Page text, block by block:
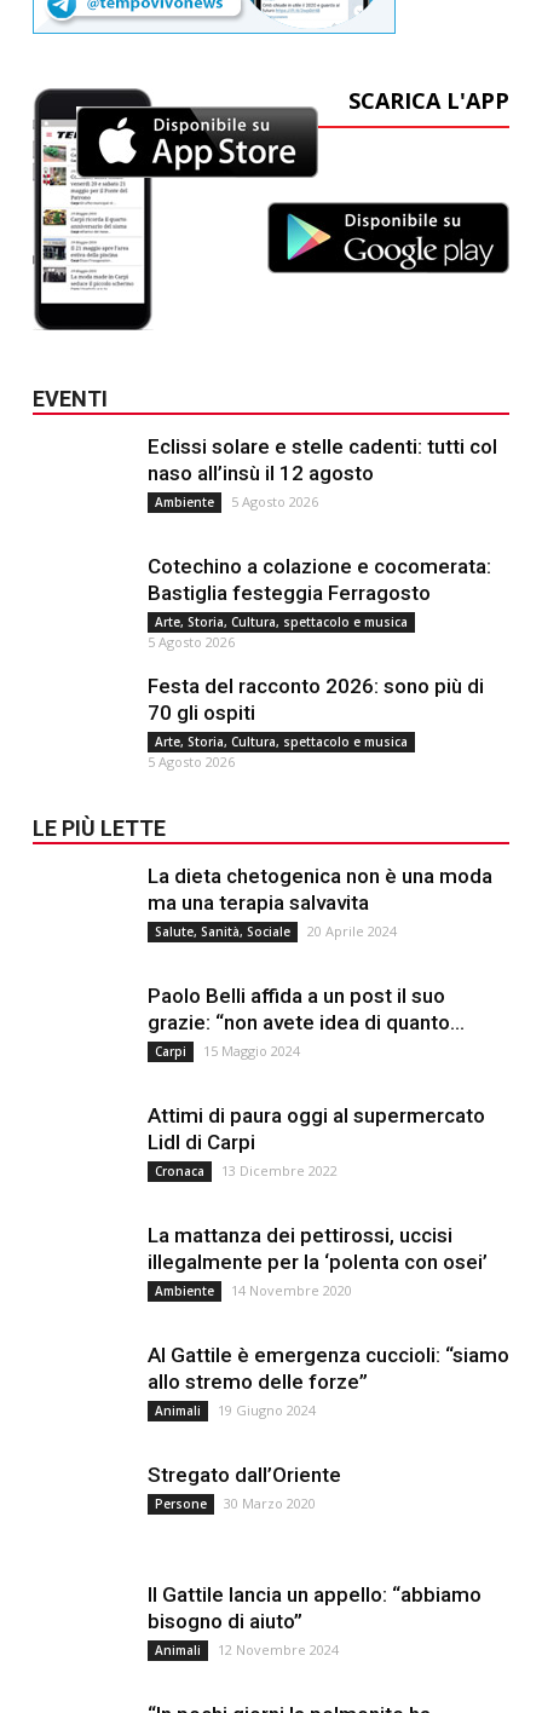
SCARICA L'APP
EVENTI
Eclissi solare e stelle cadenti: tutti col
naso all’insù il 12 agosto
Ambiente 5 Agosto 2026
Cotechino a colazione e cocomerata:
Bastiglia festeggia Ferragosto
Arte, Storia, Cultura, spettacolo e musica
5 Agosto 2026
Festa del racconto 2026: sono più di
70 gli ospiti
Arte, Storia, Cultura, spettacolo e musica
5 Agosto 2026
LE PIÙ LETTE
La dieta chetogenica non è una moda
ma una terapia salvavita
Salute, Sanità, Sociale 20 Aprile 2024
Paolo Belli affida a un post il suo
grazie: “non avete idea di quanto...
Carpi 15 Maggio 2024
Attimi di paura oggi al supermercato
Lidl di Carpi
Cronaca 13 Dicembre 2022
La mattanza dei pettirossi, uccisi
illegalmente per la ‘polenta con osei’
Ambiente 14 Novembre 2020
Al Gattile è emergenza cuccioli: “siamo
allo stremo delle forze”
Animali 19 Giugno 2024
Stregato dall’Oriente
Persone 30 Marzo 2020
Il Gattile lancia un appello: “abbiamo
bisogno di aiuto”
Animali 12 Novembre 2024